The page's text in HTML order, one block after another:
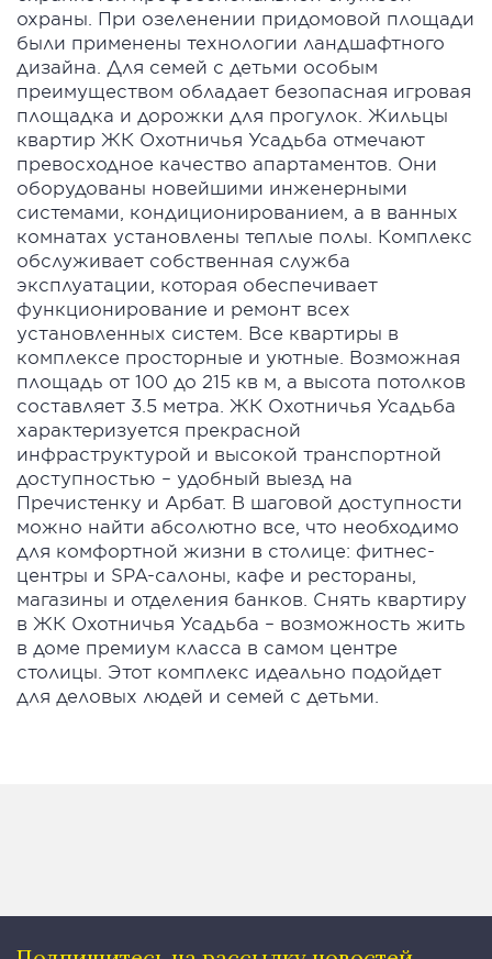
охраны. При озеленении придомовой площади
были применены технологии ландшафтного
дизайна. Для семей с детьми особым
преимуществом обладает безопасная игровая
площадка и дорожки для прогулок. Жильцы
квартир ЖК Охотничья Усадьба отмечают
превосходное качество апартаментов. Они
оборудованы новейшими инженерными
системами, кондиционированием, а в ванных
комнатах установлены теплые полы. Комплекс
обслуживает собственная служба
эксплуатации, которая обеспечивает
функционирование и ремонт всех
установленных систем. Все квартиры в
комплексе просторные и уютные. Возможная
площадь от 100 до 215 кв м, а высота потолков
составляет 3.5 метра. ЖК Охотничья Усадьба
характеризуется прекрасной
инфраструктурой и высокой транспортной
доступностью – удобный выезд на
Пречистенку и Арбат. В шаговой доступности
можно найти абсолютно все, что необходимо
для комфортной жизни в столице: фитнес-
центры и SPA-салоны, кафе и рестораны,
магазины и отделения банков. Снять квартиру
в ЖК Охотничья Усадьба – возможность жить
в доме премиум класса в самом центре
столицы. Этот комплекс идеально подойдет
для деловых людей и семей с детьми.